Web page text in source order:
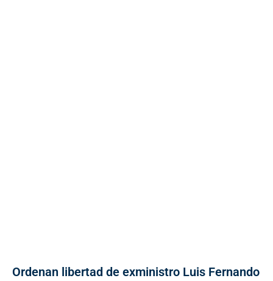
Ordenan libertad de exministro Luis Fernando